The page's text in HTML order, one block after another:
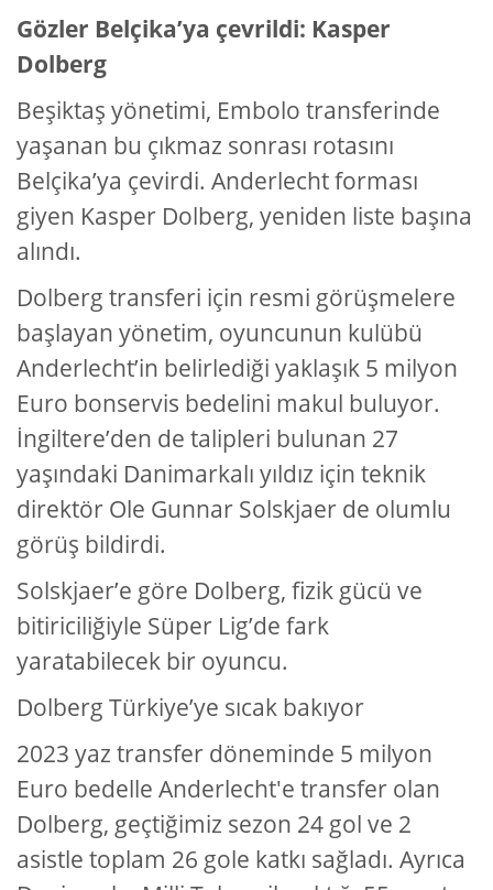
Gözler Belçika’ya çevrildi: Kasper
Dolberg
Beşiktaş yönetimi, Embolo transferinde
yaşanan bu çıkmaz sonrası rotasını
Belçika’ya çevirdi. Anderlecht forması
giyen Kasper Dolberg, yeniden liste başına
alındı.
Dolberg transferi için resmi görüşmelere
başlayan yönetim, oyuncunun kulübü
Anderlecht’in belirlediği yaklaşık 5 milyon
Euro bonservis bedelini makul buluyor.
İngiltere’den de talipleri bulunan 27
yaşındaki Danimarkalı yıldız için teknik
direktör Ole Gunnar Solskjaer de olumlu
görüş bildirdi.
Solskjaer’e göre Dolberg, fizik gücü ve
bitiriciliğiyle Süper Lig’de fark
yaratabilecek bir oyuncu.
Dolberg Türkiye’ye sıcak bakıyor
2023 yaz transfer döneminde 5 milyon
Euro bedelle Anderlecht'e transfer olan
Dolberg, geçtiğimiz sezon 24 gol ve 2
asistle toplam 26 gole katkı sağladı. Ayrıca